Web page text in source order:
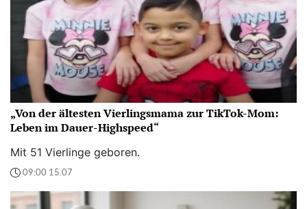
„Von der ältesten Vierlingsmama zur TikTok-Mom:
Leben im Dauer-Highspeed“
Mit 51 Vierlinge geboren.
09:00 15.07